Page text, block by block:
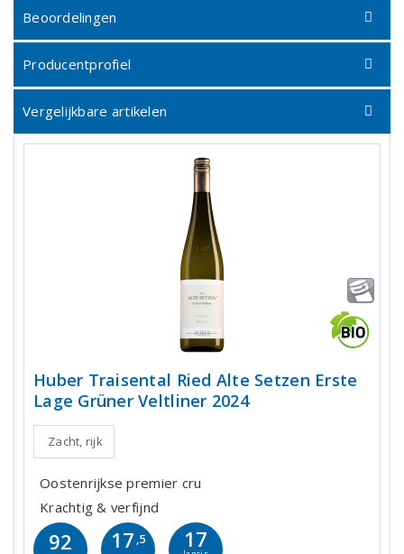
Beoordelingen
Producentprofiel
Vergelijkbare artikelen
Huber Traisental Ried Alte Setzen Erste
Lage Grüner Veltliner 2024
Zacht, rijk
Oostenrijkse premier cru
Krachtig & verfijnd
92 17 ,5 17